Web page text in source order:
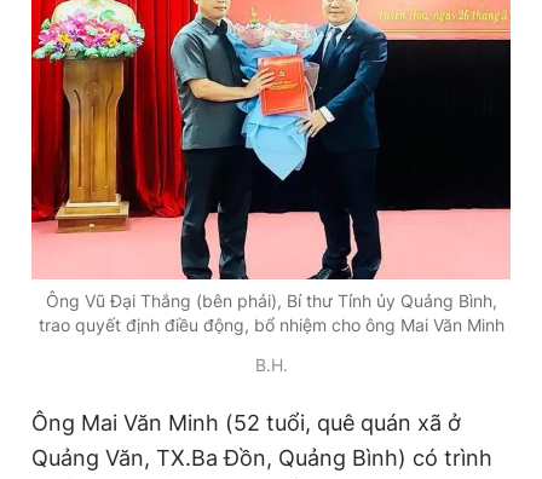
Hotline
0906 645 777
Liên hệ quảng cáo
0908 780 404
Đặt báo Quảng cáo RSS Tòa soạn
Tổng biên tập: Nguyễn Ngọc Toàn
Phó tổng biên tập thường trực: Hải Thành
Phó tổng biên tập: Lâm Hiếu Dũng
Phó tổng biên tập: Trần Việt Hưng
Tổng thư ký tòa soạn: Đức Trung
Giấy phép xuất bản số 110/GP - BTTTT cấp ngày 24.3.2020
© 2003-2026 Bản quyền thuộc về Báo Thanh Niên. Cấm sao
chép dưới mọi hình thức nếu không có sự chấp thuận bằng văn
bản. Phát triển bởi ePi Technologies, JSC.
Ông Vũ Đại Thắng (bên phải), Bí thư Tỉnh ủy Quảng Bình,
trao quyết định điều động, bổ nhiệm cho ông Mai Văn Minh
B.H.
Ông Mai Văn Minh (52 tuổi, quê quán xã ở
Quảng Văn, TX.Ba Đồn, Quảng Bình) có trình